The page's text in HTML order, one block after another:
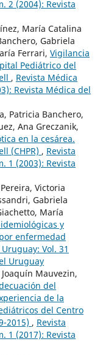
2 (2004): Revista
María Catalina
Gabriela
Ferrari, Vigilancia
Pediátrico del
, Revista Médica
Revista Médica del
Patricia Banchero,
Ana Greczanik,
en la cesárea.
(CHPR) , Revista
1 (2003): Revista
Victoria
Gabriela
María
y
enfermedad
Vol. 31
Uruguay
Mauvezin,
del
de la
del Centro
2015) , Revista
1 (2017): Revista